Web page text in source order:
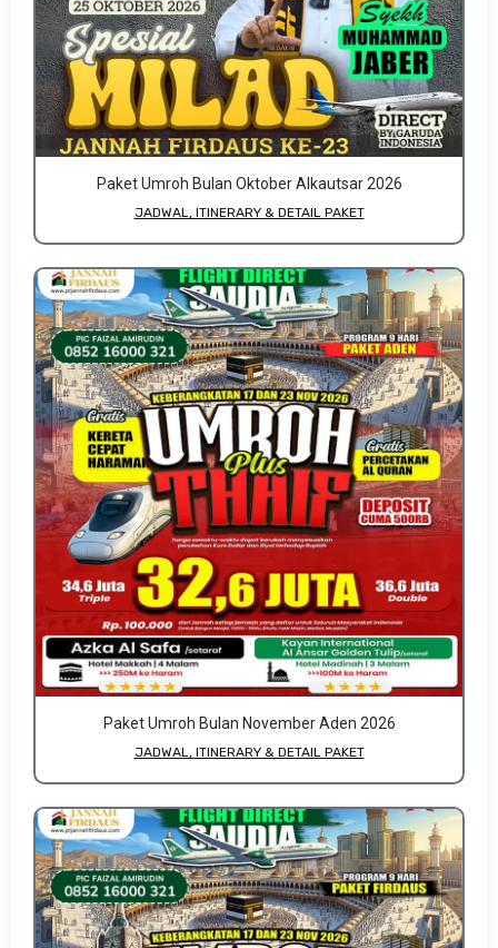
Paket Umroh Bulan Oktober Alkautsar 2026
JADWAL, ITINERARY & DETAIL PAKET
Paket Umroh Bulan November Aden 2026
JADWAL, ITINERARY & DETAIL PAKET